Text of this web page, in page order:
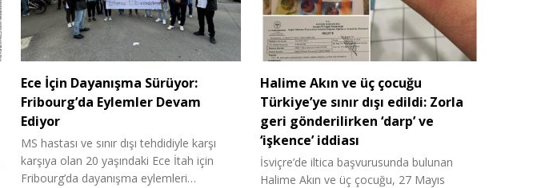
Ece İçin Dayanışma Sürüyor:
Fribourg’da Eylemler Devam
Ediyor
MS hastası ve sınır dışı tehdidiyle karşı
karşıya olan 20 yaşındaki Ece İtah için
Fribourg’da dayanışma eylemleri…
Halime Akın ve üç çocuğu
Türkiye’ye sınır dışı edildi: Zorla
geri gönderilirken ‘darp’ ve
‘işkence’ iddiası
İsviçre’de iltica başvurusunda bulunan
Halime Akın ve üç çocuğu, 27 Mayıs